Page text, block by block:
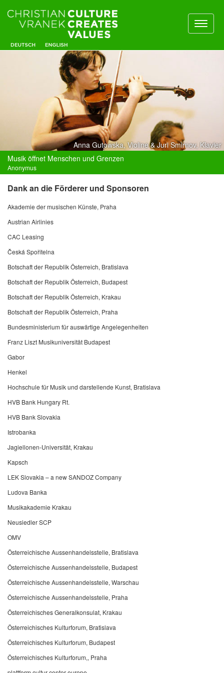
Anna Gutowska, Violine & Juri Smirnov, Klavier
Musik öffnet Menschen und Grenzen
Anonymus
Dank an die Förderer und Sponsoren
Akademie der musischen Künste, Praha
Austrian Airlinies
CAC Leasing
Česká Spořitelna
Botschaft der Republik Österreich, Bratislava
Botschaft der Republik Österreich, Budapest
Botschaft der Republik Österreich, Krakau
Botschaft der Republik Österreich, Praha
Bundesministerium für auswärtige Angelegenheiten
Franz Liszt Musikuniversität Budapest
Gabor
Henkel
Hochschule für Musik und darstellende Kunst, Bratislava
HVB Bank Hungary Rt.
HVB Bank Slovakia
Istrobanka
Jagiellonen-Universität, Krakau
Kapsch
LEK Slovakia – a new SANDOZ Company
Ludova Banka
Musikakademie Krakau
Neusiedler SCP
OMV
Österreichische Aussenhandelsstelle, Bratislava
Österreichische Aussenhandelsstelle, Budapest
Österreichische Aussenhandelsstelle, Warschau
Österreichische Aussenhandelsstelle, Praha
Österreichisches Generalkonsulat, Krakau
Österreichisches Kulturforum, Bratislava
Österreichisches Kulturforum, Budapest
Österreichisches Kulturforum,, Praha